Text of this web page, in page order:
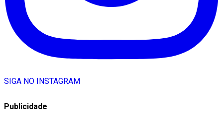
SIGA NO INSTAGRAM
Publicidade